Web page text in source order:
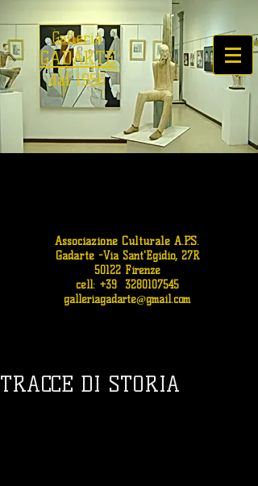
Galleria
GADARTE
dal 1956
Associazione Culturale A.P.S.
Gadarte-Via Sant'Egidio, 27R
50122 Firenze
cell: +39 3280107545
galleriagadarte@gmail.com
TRACCE DI STORIA